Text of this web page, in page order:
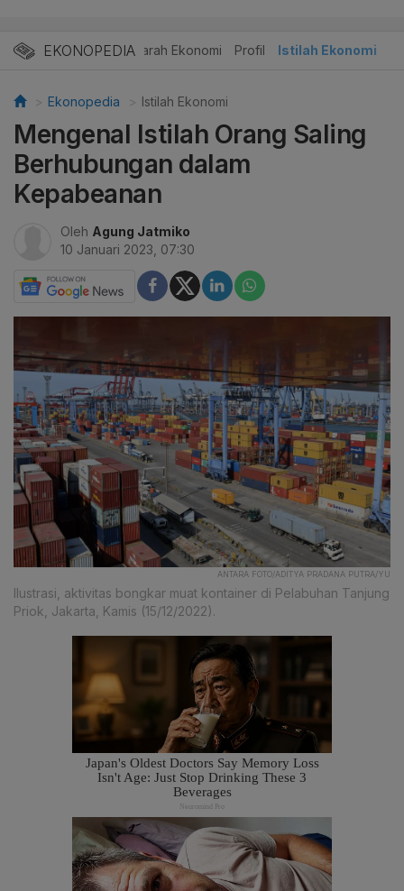
EKONOPEDIASejarah Ekonomi Profil Istilah Ekonomi
Ekonopedia Istilah Ekonomi
Mengenal Istilah Orang Saling
Berhubungan dalam
Kepabeanan
Oleh Agung Jatmiko
10 Januari 2023, 07:30
ANTARA FOTO/ADITYA PRADANA PUTRA/YU
Ilustrasi, aktivitas bongkar muat kontainer di Pelabuhan Tanjung
Priok, Jakarta, Kamis (15/12/2022).